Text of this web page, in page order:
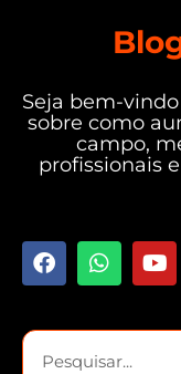
Seja bem-
sobre como
campo,
profissionais